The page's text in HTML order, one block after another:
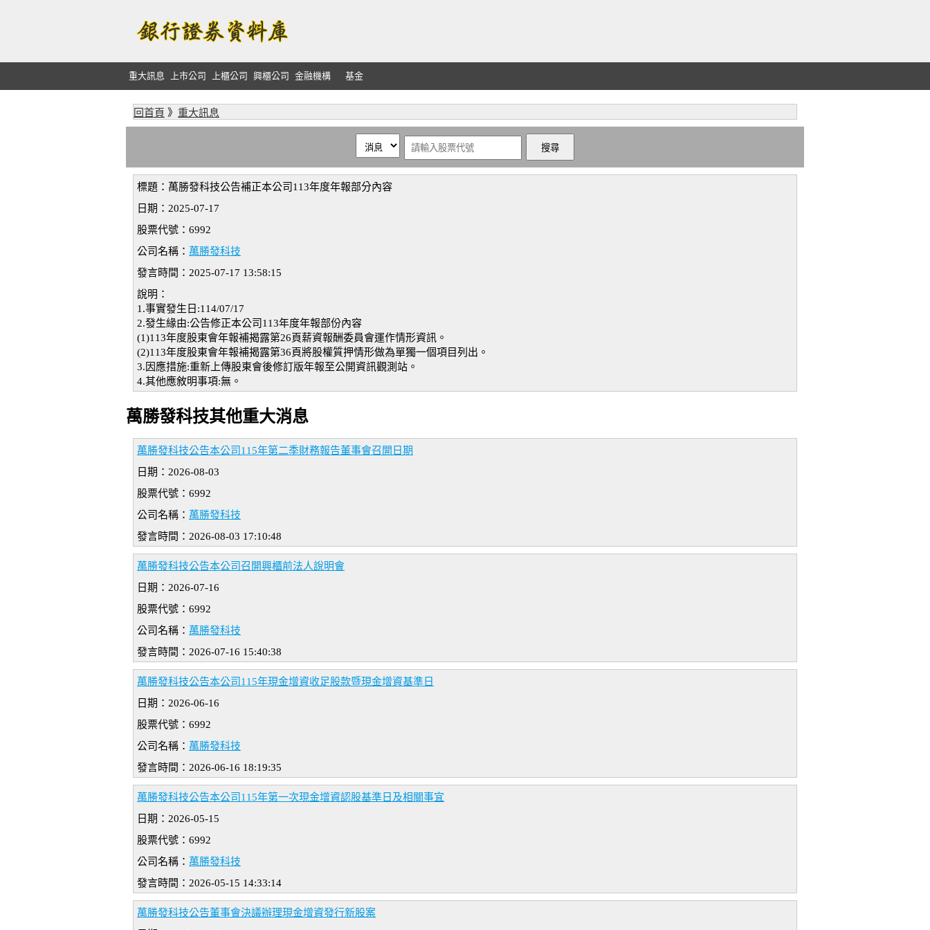
重大訊息 上市公司 上櫃公司 興櫃公司 金融機構 基金
回首頁 》 重大訊息
標題：萬勝發科技公告補正本公司113年度年報部分內容
日期：2025-07-17
股票代號：6992
公司名稱： 萬勝發科技
發言時間：2025-07-17 13:58:15
說明：
1.事實發生日:114/07/17
2.發生緣由:公告修正本公司113年度年報部份內容
(1)113年度股東會年報補揭露第26頁薪資報酬委員會運作情形資訊。
(2)113年度股東會年報補揭露第36頁將股權質押情形做為單獨一個項目列出。
3.因應措施:重新上傳股東會後修訂版年報至公開資訊觀測站。
4.其他應敘明事項:無。
萬勝發科技其他重大消息
萬勝發科技公告本公司115年第二季財務報告董事會召開日期
日期：2026-08-03
股票代號：6992
公司名稱： 萬勝發科技
發言時間：2026-08-03 17:10:48
萬勝發科技公告本公司召開興櫃前法人說明會
日期：2026-07-16
股票代號：6992
公司名稱： 萬勝發科技
發言時間：2026-07-16 15:40:38
萬勝發科技公告本公司115年現金增資收足股款暨現金增資基準日
日期：2026-06-16
股票代號：6992
公司名稱： 萬勝發科技
發言時間：2026-06-16 18:19:35
萬勝發科技公告本公司115年第一次現金增資認股基準日及相關事宜
日期：2026-05-15
股票代號：6992
公司名稱： 萬勝發科技
發言時間：2026-05-15 14:33:14
萬勝發科技公告董事會決議辦理現金增資發行新股案